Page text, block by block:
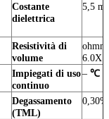
Costante
dielettrica
5,5
Resistività di
volume
Impiegati di uso
continuo
– ℃
Degassamento
(TML)
0,30%